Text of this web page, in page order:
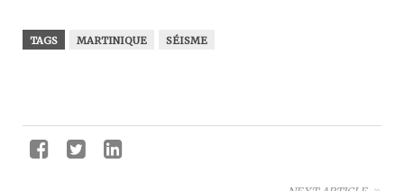
TAGS MARTINIQUE SÉISME